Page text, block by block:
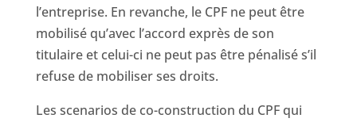
l’entreprise. En revanche, le CPF ne peut être
mobilisé qu’avec l’accord exprès de son
titulaire et celui-ci ne peut pas être pénalisé s’il
refuse de mobiliser ses droits.
Les scenarios de co-construction du CPF qui